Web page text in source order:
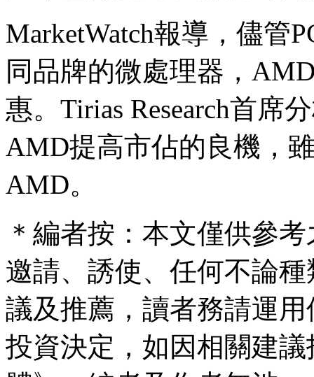
MarketWatch報導，儘管
同品牌的微處理器，
惠。Tirias Research首席
AMD提高市佔的良機，
AMD。
＊編者按：本文僅供參
邀請、誘使、任何不論
議及推薦，讀者務請運
投資決定，如因相關建